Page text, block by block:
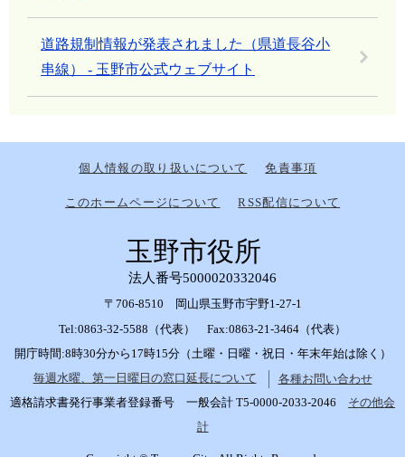
道路規制情報が発表されました（県道長谷小
串線） - 玉野市公式ウェブサイト
個人情報の取り扱いについて 免責事項
このホームページについて RSS配信について
玉野市役所
法人番号5000020332046
〒706-8510 岡山県玉野市宇野1-27-1
Tel:0863-32-5588（代表） Fax:0863-21-3464（代表）
開庁時間:8時30分から17時15分（土曜・日曜・祝日・年末年始は除く）
毎週水曜、第一日曜日の窓口延長について
各種お問い合わせ
適格請求書発行事業者登録番号 一般会計 T5-0000-2033-2046 その他会
計